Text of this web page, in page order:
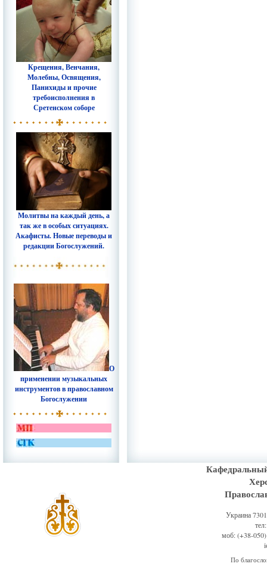
Крещения, Венчания,
Молебны, Освящения,
Панихиды и прочие
требоисполнения в
Сретенском соборе
Молитвы на каждый день, а
так же в особых ситуациях.
Акафисты. Новые переводы и
редакции Богослужений.
О
применении музыкальных
инструментов в православном
Богослужении
Украина
моб: (+38-
По